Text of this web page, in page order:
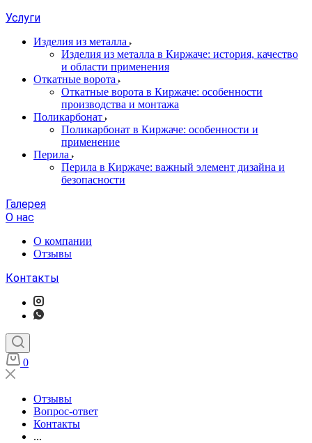
Услуги
Изделия из металла
Изделия из металла в Киржаче: история, качество
и области применения
Откатные ворота
Откатные ворота в Киржаче: особенности
производства и монтажа
Поликарбонат
Поликарбонат в Киржаче: особенности и
применение
Перила
Перила в Киржаче: важный элемент дизайна и
безопасности
Галерея
О нас
О компании
Отзывы
Контакты
0
Отзывы
Вопрос-ответ
Контакты
...